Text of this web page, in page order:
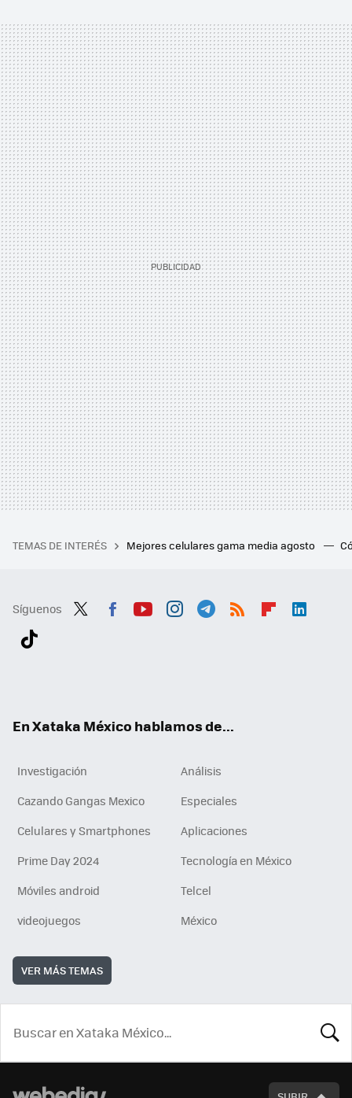
TEMAS DE INTERÉS Mejores celulares gama media agosto
Síguenos
En Xataka México hablamos de...
Investigación
Análisis
Cazando Gangas Mexico
Especiales
Celulares y Smartphones
Aplicaciones
Prime Day 2024
Tecnología en México
Móviles android
Telcel
videojuegos
México
VER MÁS TEMAS